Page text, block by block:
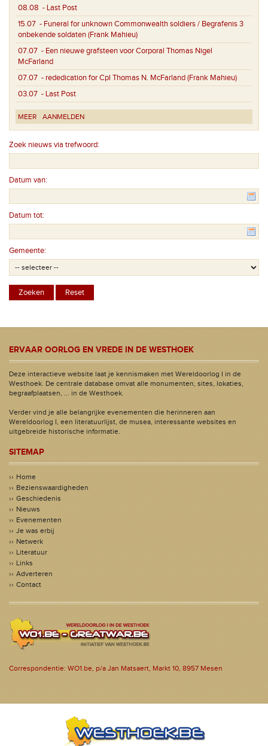
08.08 - Last Post
15.07 - Funeral for unknown Commonwealth soldiers / Begrafenis 3
onbekende soldaten (Frank Mahieu)
07.07 - Een nieuwe grafsteen voor Corporal Thomas Nigel
McFarland
07.07 - rededication for Cpl Thomas N. McFarland (Frank Mahieu)
03.07 - Last Post
MEER AANMELDEN
Zoek nieuws via trefwoord:
Datum van:
Datum tot:
Gemeente:
ERVAAR OORLOG EN VREDE IN DE WESTHOEK
Deze interactieve website laat je kennismaken met Wereldoorlog I in de
Westhoek. De centrale database omvat alle monumenten, sites, lokaties,
begraafplaatsen, ... in de Westhoek.
Verder vind je alle belangrijke evenementen die herinneren aan
Wereldoorlog I, een literatuurlijst, de musea, interessante websites en
uitgebreide historische informatie.
SITEMAP
Home
Bezienswaardigheden
Geschiedenis
Nieuws
Evenementen
Je was erbij
Netwerk
Literatuur
Links
Adverteren
Contact
Correspondentie: WO1.be, p/a Jan Matsaert, Markt 10, 8957 Mesen